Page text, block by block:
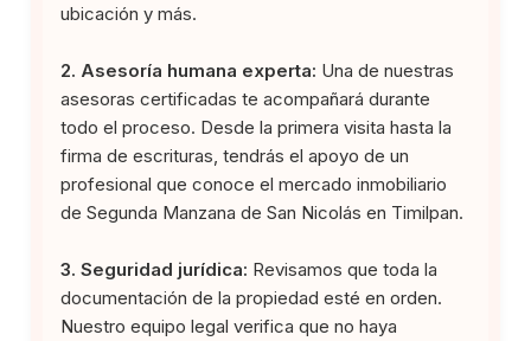
ubicación y más.
2. Asesoría humana experta: Una de nuestras
asesoras certificadas te acompañará durante
todo el proceso. Desde la primera visita hasta la
firma de escrituras, tendrás el apoyo de un
profesional que conoce el mercado inmobiliario
de Segunda Manzana de San Nicolás en Timilpan.
3. Seguridad jurídica: Revisamos que toda la
documentación de la propiedad esté en orden.
Nuestro equipo legal verifica que no haya